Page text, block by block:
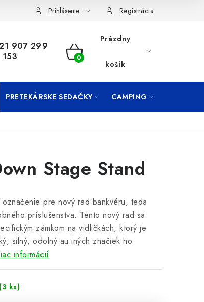
Prihlásenie Registrácia
907 299
153
NÁKUPNÝ
Prázdny
košík
PRETEKÁRSKE SEDAČKY CAMPING
Stage Stand
pre nový rad bankvéru, teda
príslušenstva. Tento nový rad sa
zámkom na vidličkách, ktorý je
silný, odolný au iných značiek ho
informácií
(3 ks)